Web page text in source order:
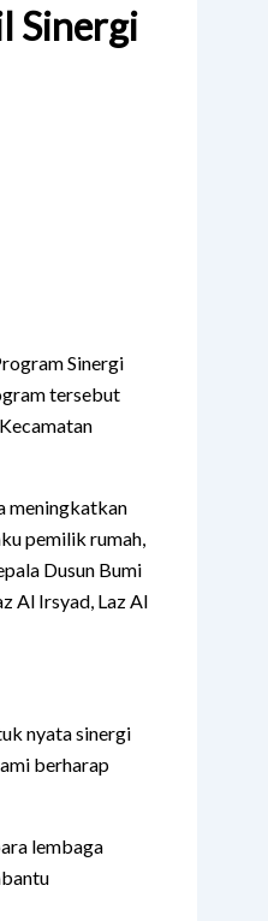
Sinergi
Sinergi
tersebut
meningkatkan
pemilik rumah,
Dusun Bumi
Al Irsyad, Laz Al
nyata sinergi
berharap
lembaga